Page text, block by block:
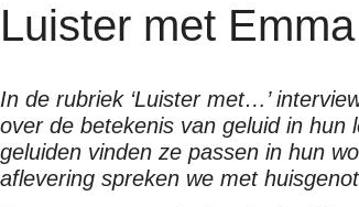
Luister met
In de rubriek ‘Luister met…’
over de betekenis van geluid in hun
geluiden vinden ze passen in hun
aflevering spreken we met